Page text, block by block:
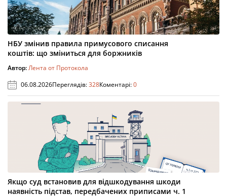
НБУ змінив правила примусового списання
коштів: що зміниться для боржників
Автор:Лента от Протокола
06.08.2026Переглядів:328Коментарі:0
Якщо суд встановив для відшкодування шкоди
наявність підстав, передбачених приписами ч. 1